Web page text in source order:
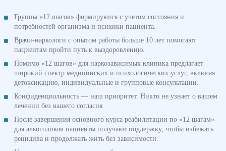
Группы «12 шагов» формируются с учетом состояния и
потребностей организма и психики пациента.
Врачи-наркологи с опытом работы больше 10 лет помогают
пациентам пройти путь к выздоровлению.
Помимо «12 шагов» для наркозависимых клиника предлагает
широкий спектр медицинских и психологических услуг, включая
детоксикацию, индивидуальные и групповые консультации.
Конфиденциальность — наш приоритет. Никто не узнает о вашем
лечении без вашего согласия.
После завершения основного курса реабилитации по «12 шагам»
для алкоголиков пациенты получают поддержку, чтобы избежать
рецидива и продолжать жить без зависимости.